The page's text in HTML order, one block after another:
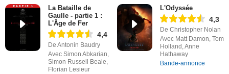
La Bataille de
Gaulle - partie 1 :
L'Âge de Fer
4,4
De Antonin Baudry
Avec Simon Abkarian,
Simon Russell Beale,
Florian Lesieur
L'Odyssée
4,3
De Christopher Nolan
Avec Matt Damon, Tom
Holland, Anne
Hathaway
Bande-annonce